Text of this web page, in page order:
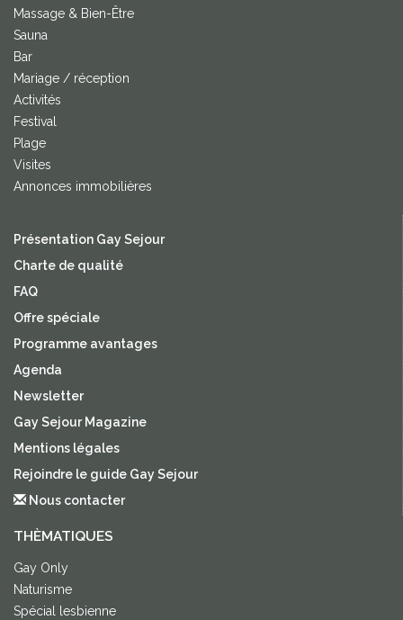
Massage & Bien-Être
Sauna
Bar
Mariage / réception
Activités
Festival
Plage
Visites
Annonces immobilières
Présentation Gay Sejour
Charte de qualité
FAQ
Offre spéciale
Programme avantages
Agenda
Newsletter
Gay Sejour Magazine
Mentions légales
Rejoindre le guide Gay Sejour
Nous contacter
THÈMATIQUES
Gay Only
Naturisme
Spécial lesbienne